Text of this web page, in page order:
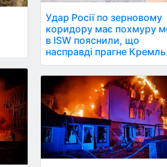
Удар Росії по зерновому
коридору має похмуру
в ISW пояснили, що
насправді прагне